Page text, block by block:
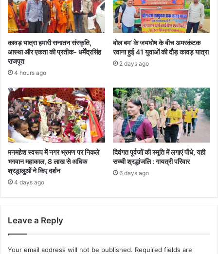
कावड़ यात्रा हमारी सनातन संस्कृति,
आस्था और एकता की प्रतीक- धर्मेंद्रसिंह
राजपूत
4 hours ago
बोल बम’ के जयघोष के बीच अमरकंटक
रवाना हुई 41 युवाओं की दौड़ कावड़ यात्रा
2 days ago
मनमहेश स्वरूप में नगर भ्रमण पर निकले
भगवान महाकाल, 8 लाख से अधिक
श्रद्धालुओं ने किए दर्शन
4 days ago
दिवंगत पूर्वजों की स्मृति में लगाएं पौधे, यही
सच्ची श्रद्धांजलि : गायत्री परिवार
6 days ago
Leave a Reply
Your email address will not be published. Required fields are